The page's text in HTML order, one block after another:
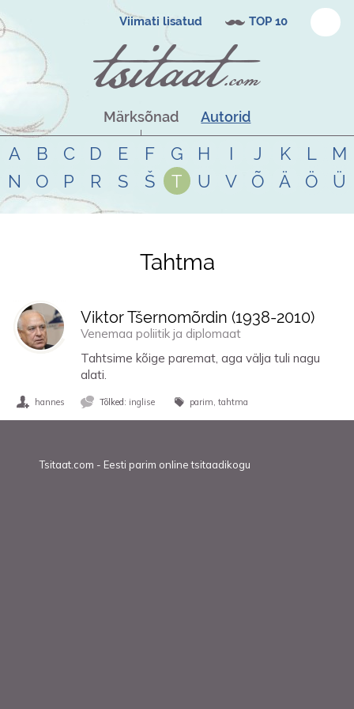
Viimati lisatud TOP 10
Märksõnad Autorid
A B C D E F G H I J K L
M
N
O P R S Š T U V Õ Ä Ö Ü
Tsitaadid teemal tahtma
Tahtma
Viktor Tšernomõrdin (1938-2010)
Venemaa poliitik ja diplomaat
Tahtsime kõige paremat, aga välja tuli nagu
alati.
hannes Tõlked: inglise parim tahtma
Tsitaat.com - Eesti parim online tsitaadikogu